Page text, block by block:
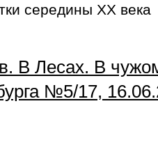
середины XX века
В Лесах. В
№5/17,